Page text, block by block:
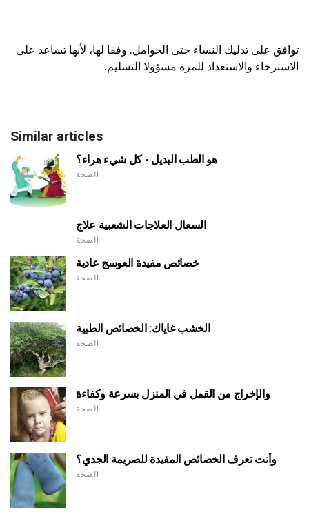
توافق على تدليك النساء حتى الحوامل. وفقا لها، لأنها تساعد على
الاسترخاء والاستعداد للمرة مسؤولا التسليم.
Similar articles
هو الطب البديل - كل شيء هراء؟
الصحة
السعال العلاجات الشعبية علاج
الصحة
خصائص مفيدة العوسج عادية
الصحة
الخشب غاياك: الخصائص الطبية
الصحة
والإخراج من القمل في المنزل بسرعة وكفاءة
الصحة
وأنت تعرف الخصائص المفيدة للصريمة الجدي؟
الصحة